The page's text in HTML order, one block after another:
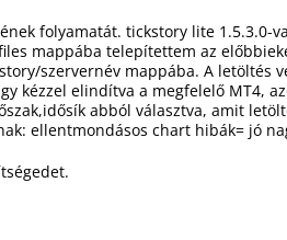
folyamatát. tickstory lite 1.5.3.0-
mappába telepítettem az
szervernév mappába. A letöltés
kézzel elindítva a megfelelő MT4,
abból választva, amit
ellentmondásos chart hibák= jó